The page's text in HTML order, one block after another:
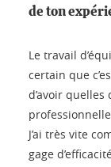
de ton
Le travail
certain que
d’avoir
J’ai très vite
gage